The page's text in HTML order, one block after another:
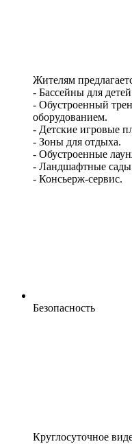
Жителям
- Бассейны для
- Обустроенный
оборудованием.
- Детские игровые
- Зоны для отдыха.
- Обустроенные
- Ландшафтные
- Консьерж-сервис.
Безопасность
Круглосуточное